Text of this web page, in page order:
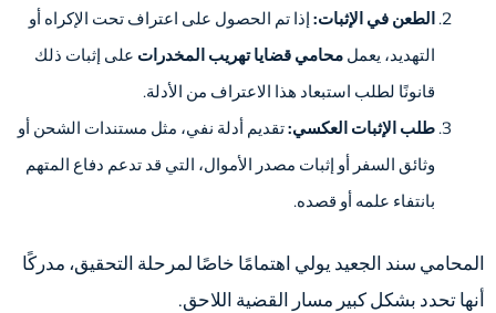
الطعن في الإثبات: إذا تم الحصول على اعتراف تحت الإكراه أو
التهديد، يعمل محامي قضايا تهريب المخدرات على إثبات ذلك
قانونًا لطلب استبعاد هذا الاعتراف من الأدلة.
طلب الإثبات العكسي:تقديم أدلة نفي، مثل مستندات الشحن أو
وثائق السفر أو إثبات مصدر الأموال، التي قد تدعم دفاع المتهم
بانتفاء علمه أو قصده.
المحامي سند الجعيد يولي اهتمامًا خاصًا لمرحلة التحقيق، مدركًا
أنها تحدد بشكل كبير مسار القضية اللاحق.